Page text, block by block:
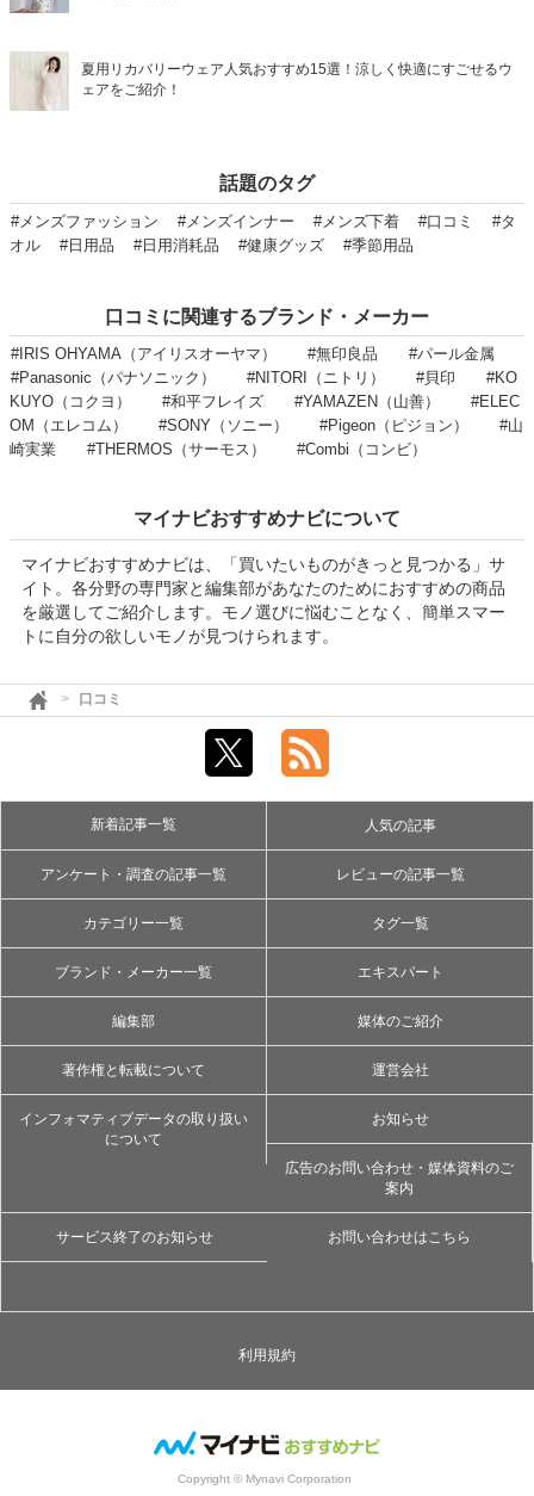
夏用リカバリーウェア人気おすすめ15選！涼しく快適にすごせるウ
ェアをご紹介！
話題のタグ
#メンズファッション #メンズインナー #メンズ下着 #口コミ
#タ
オル
#日用品 #日用消耗品 #健康グッズ #季節用品
口コミに関連するブランド・メーカー
#IRIS OHYAMA（アイリスオーヤマ） #無印良品
#パール金属
#Panasonic（パナソニック）
#NITORI（ニトリ） #貝印
#KO
KUYO（コクヨ）
#和平フレイズ #YAMAZEN（山善）
#ELEC
OM（エレコム）
#SONY（ソニー） #Pigeon（ピジョン）
#山
崎実業
#THERMOS（サーモス） #Combi（コンビ）
マイナビおすすめナビについて
マイナビおすすめナビは、「買いたいものがきっと見つかる」サ
イト。各分野の専門家と編集部があなたのためにおすすめの商品
を厳選してご紹介します。モノ選びに悩むことなく、簡単スマー
トに自分の欲しいモノが見つけられます。
口コミ
新着記事一覧 人気の記事
アンケート・調査の記事一覧 レビューの記事一覧
カテゴリー一覧 タグ一覧
ブランド・メーカー一覧 エキスパート
編集部 媒体のご紹介
著作権と転載について 運営会社
インフォマティブデータの取り扱い
について
お知らせ
広告のお問い合わせ・媒体資料のご
案内
サービス終了のお知らせ お問い合わせはこちら
利用規約
Copyright © Mynavi Corporation